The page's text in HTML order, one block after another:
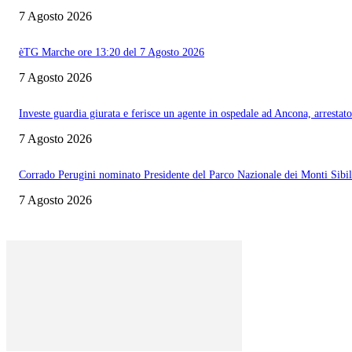
7 Agosto 2026
èTG Marche ore 13:20 del 7 Agosto 2026
7 Agosto 2026
Investe guardia giurata e ferisce un agente in ospedale ad Ancona, arrestato
7 Agosto 2026
Corrado Perugini nominato Presidente del Parco Nazionale dei Monti
7 Agosto 2026